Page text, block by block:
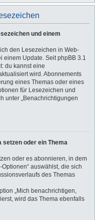
und einem
den Lesezeichen in Web-
einem Update. Seit phpBB 3.1
du kannst eine
wird. Abonnements
eines Themas oder eines
für Lesezeichen und
unter „Benachrichtigungen
setzen oder ein Thema
oder es abonnieren, in dem
auswählst, die sich
des Themas
„Mich benachrichtigen,
wird das Thema ebenfalls